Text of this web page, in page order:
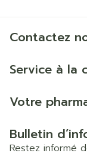
Contactez
Service à la
Votre
Bulletin
Restez informé